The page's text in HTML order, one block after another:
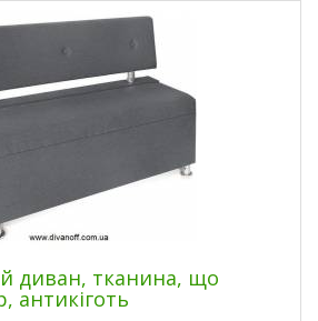
диван, тканина, що
антикіготь